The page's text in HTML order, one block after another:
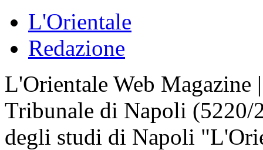
L'Orientale
Redazione
L'Orientale Web Magazine
Tribunale di Napoli
degli studi di Napoli